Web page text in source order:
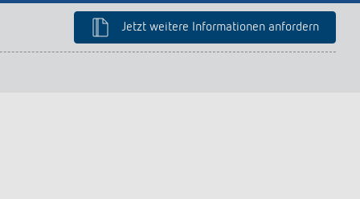
Jetzt weitere Informationen anfordern